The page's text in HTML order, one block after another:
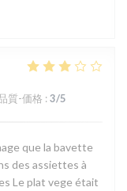
質-価格 : 3/5
que la bavette
des assiettes à
Le plat vege était